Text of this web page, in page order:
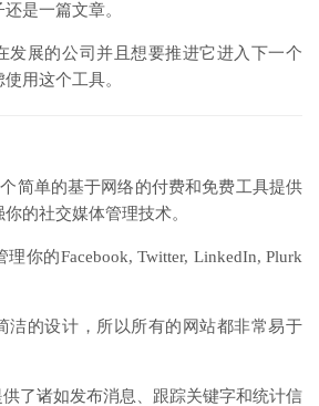
是一篇文章。
发展的公司并且想要推进它进入下一个
用这个工具。
简单的基于网络的付费和免费工具提供
的社交媒体管理技术。
你的Facebook, Twitter, LinkedIn, Plurk
洁的设计，所以所有的网站都非常易于
了诸如发布消息、跟踪关键字和统计信